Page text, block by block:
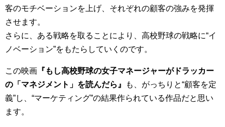
客のモチベーションを上げ、それぞれの顧客の強みを発揮
させます。
さらに、ある戦略を取ることにより、高校野球の戦略に“イ
ノベーション”をもたらしていくのです。
この映画 『もし高校野球の女子マネージャーがドラッカー
の「マネジメント」を読んだら』
も、がっちりと“顧客を定
義”し、“マーケティング”の結果作られている作品だと思い
ます。